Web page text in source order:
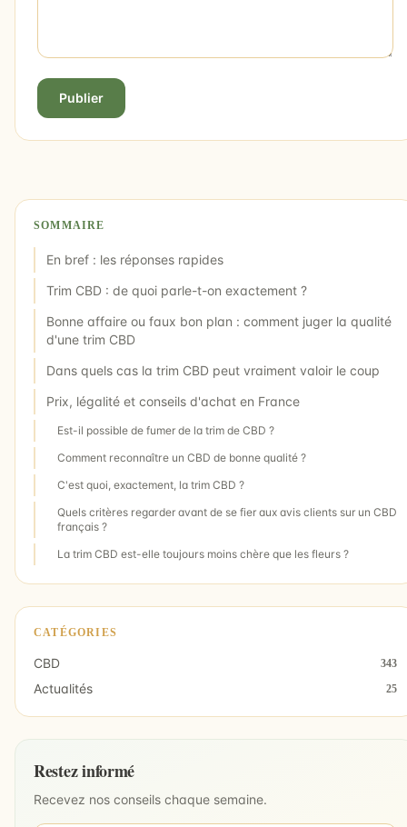
Publier
SOMMAIRE
En bref : les réponses rapides
Trim CBD : de quoi parle-t-on exactement ?
Bonne affaire ou faux bon plan : comment juger la qualité
d'une trim CBD
Dans quels cas la trim CBD peut vraiment valoir le coup
Prix, légalité et conseils d'achat en France
Est-il possible de fumer de la trim de CBD ?
Comment reconnaître un CBD de bonne qualité ?
C'est quoi, exactement, la trim CBD ?
Quels critères regarder avant de se fier aux avis clients sur un CBD
français ?
La trim CBD est-elle toujours moins chère que les fleurs ?
CATÉGORIES
CBD 343
Actualités 25
Restez informé
Recevez nos conseils chaque semaine.